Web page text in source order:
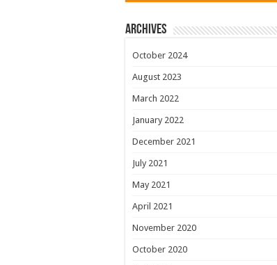
Archives
October 2024
August 2023
March 2022
January 2022
December 2021
July 2021
May 2021
April 2021
November 2020
October 2020